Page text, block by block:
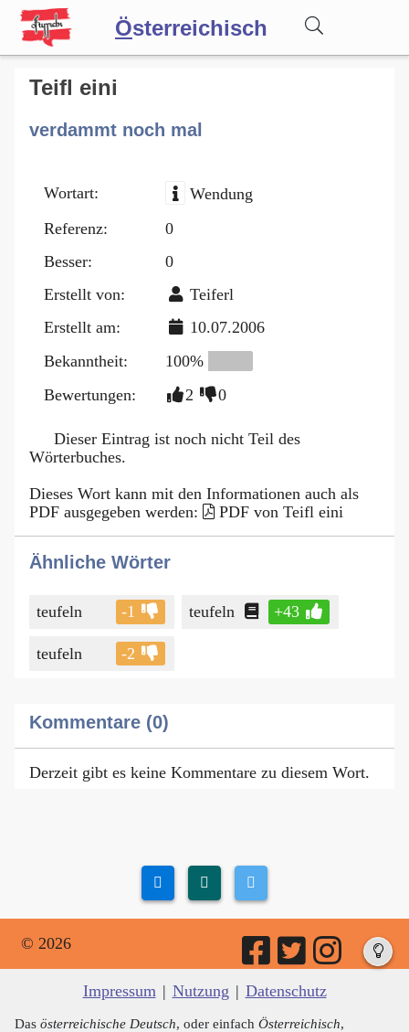
Österreichisch
Wörterbuch
Forum
Blog
Teifl eini
verdammt noch mal
Wortart:
Wendung
Referenz:
0
Besser:
0
Erstellt von:
Teiferl
Erstellt am:
10.07.2006
Bekanntheit:
100%
Bewertungen:
2 0
Dieser Eintrag ist noch nicht Teil des
Wörterbuches.
Dieses Wort kann mit den Informationen auch als
PDF ausgegeben werden:
PDF von Teifl eini
Ähnliche Wörter
teufeln -1 teufeln +43
teufeln -2
Kommentare (0)
Derzeit gibt es keine Kommentare zu diesem Wort.
© 2026
Impressum | Nutzung | Datenschutz
Das österreichische Deutsch, oder einfach Österreichisch,